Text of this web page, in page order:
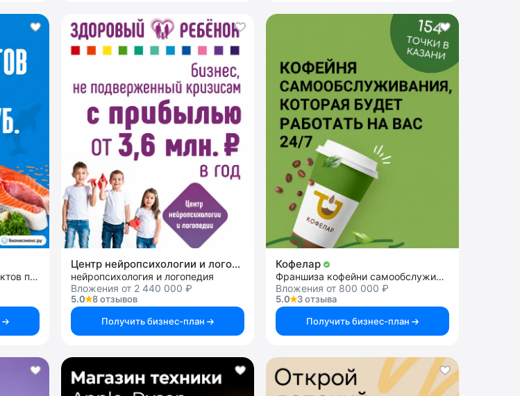
магазин рыбы и морепродуктов премиального качества
Центр нейропсихологии и логопедии «Здоровый ребенок»
нейропсихология и логопедия
Вложения от 2 440 000 ₽
5.0
8 отзывов
Получить бизнес-план
Кофелар
Франшиза кофейни самообслуживания
Вложения от 800 000 ₽
5.0
3 отзыва
Получить бизнес-план